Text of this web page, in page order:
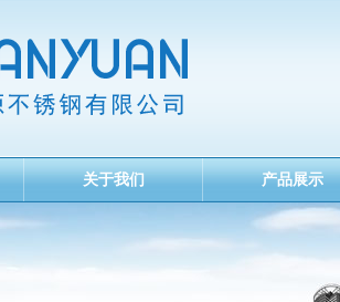
关于我们 产品展示